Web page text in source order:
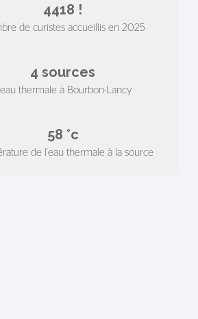
4418 !
de curistes accueillis en 2025
4 sources
thermale à Bourbon-Lancy
58 °c
de l'eau thermale à la source